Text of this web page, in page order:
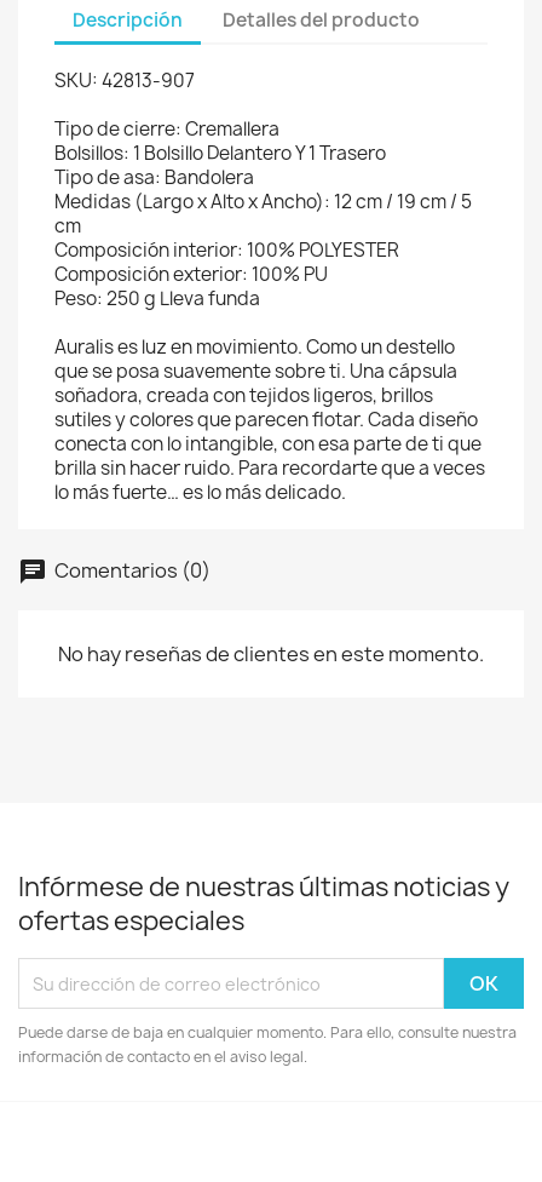
Descripción Detalles del producto
SKU: 42813-907
Tipo de cierre: Cremallera
Bolsillos: 1 Bolsillo Delantero Y 1 Trasero
Tipo de asa: Bandolera
Medidas (Largo x Alto x Ancho): 12 cm / 19 cm / 5
cm
Composición interior: 100% POLYESTER
Composición exterior: 100% PU
Peso: 250 g Lleva funda
Auralis es luz en movimiento. Como un destello
que se posa suavemente sobre ti. Una cápsula
soñadora, creada con tejidos ligeros, brillos
sutiles y colores que parecen flotar. Cada diseño
conecta con lo intangible, con esa parte de ti que
brilla sin hacer ruido. Para recordarte que a veces
lo más fuerte… es lo más delicado.
Comentarios (0)
No hay reseñas de clientes en este momento.
Infórmese de nuestras últimas noticias y
ofertas especiales
Puede darse de baja en cualquier momento. Para ello, consulte nuestra
información de contacto en el aviso legal.
Cancelar Crear lista de deseos